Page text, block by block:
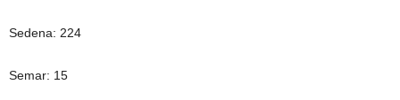
Sedena: 224
Semar: 15